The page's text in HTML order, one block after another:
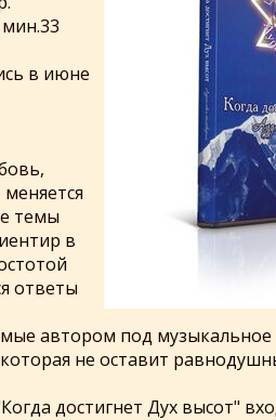
в июне
темы
в
ответы
автором под
не оставит
достигнет Дух высот"